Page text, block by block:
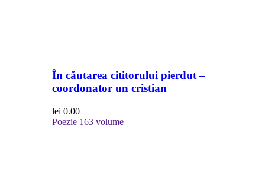
În căutarea cititorului pierdut –
coordonator un cristian
lei 0.00
Poezie 163 volume